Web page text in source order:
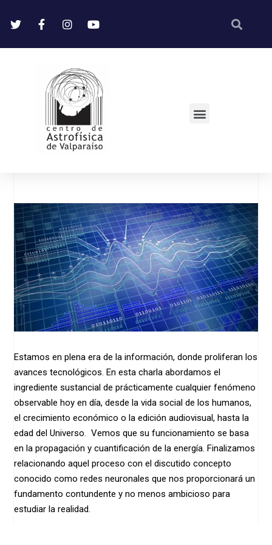
Estamos en plena era de la información, donde proliferan los
avances tecnológicos. En esta charla abordamos el
ingrediente sustancial de prácticamente cualquier fenómeno
observable hoy en día, desde la vida social de los humanos,
el crecimiento económico o la edición audiovisual, hasta la
edad del Universo. Vemos que su funcionamiento se basa
en la propagación y cuantificación de la energía. Finalizamos
relacionando aquel proceso con el discutido concepto
conocido como redes neuronales que nos proporcionará un
fundamento contundente y no menos ambicioso para
estudiar la realidad.